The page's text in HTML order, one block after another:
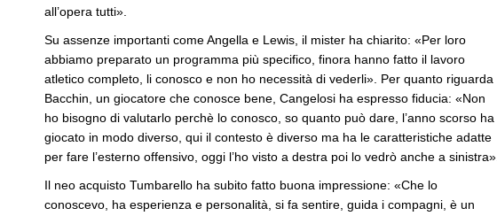
all’opera tutti».
Su assenze importanti come Angella e Lewis, il mister ha chiarito: «Per loro
abbiamo preparato un programma più specifico, finora hanno fatto il lavoro
atletico completo, li conosco e non ho necessità di vederli». Per quanto riguarda
Bacchin, un giocatore che conosce bene, Cangelosi ha espresso fiducia: «Non
ho bisogno di valutarlo perchè lo conosco, so quanto può dare, l’anno scorso ha
giocato in modo diverso, qui il contesto è diverso ma ha le caratteristiche adatte
per fare l’esterno offensivo, oggi l’ho visto a destra poi lo vedrò anche a sinistra».
Il neo acquisto Tumbarello ha subito fatto buona impressione: «Che lo
conoscevo, ha esperienza e personalità, si fa sentire, guida i compagni, è un